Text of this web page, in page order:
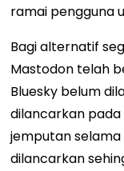
ramai pengguna
Bagi alternatif
Mastodon telah
Bluesky belum
dilancarkan pada
jemputan
dilancarkan